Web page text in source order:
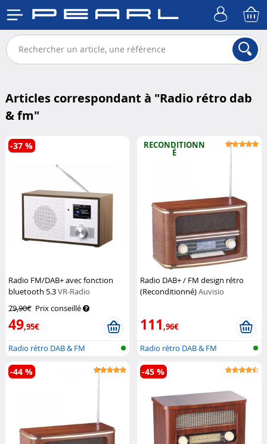
Articles correspondant à "Radio rétro dab
& fm"
Radio FM/DAB+ avec fonction
bluetooth 5.3VR-Radio
79,90€ Prix conseillé
49,95€
-37 %
Radio rétro DAB & FM
RECONDITIONN
É
Radio DAB+ / FM design rétro
(Reconditionné)Auvisio
111,96€
Radio rétro DAB & FM
-44 % -45 %